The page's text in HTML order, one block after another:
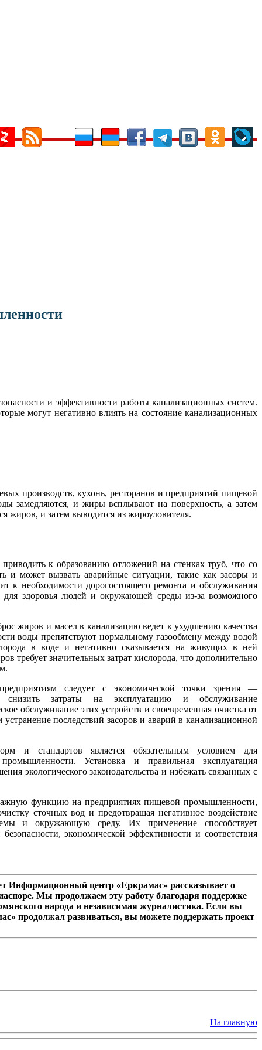
и эффективности работы канализационных систем.
могут негативно влиять на состояние канализационных
производств, кухонь, ресторанов и предприятий пищевой
замедляются, и жиры всплывают на поверхность, а затем
жиров, и затем выводится из жироуловителя.
к образованию отложений на стенках труб, что со
и может вызвать аварийные ситуации, такие как засоры и
к необходимости дорогостоящего ремонта и обслуживания
здоровья людей и окружающей среды из-за возможного
жиров и масел в канализацию ведет к ухудшению качества
воды препятствуют нормальному газообмену между водой
в воде и негативно сказывается на живущих в ней
требует значительных затрат кислорода, что дополнительно
следует с экономической точки зрения —
снизить затраты на эксплуатацию и обслуживание
обслуживание этих устройств и своевременная очистка от
последствий засоров и аварий в канализационной
и стандартов является обязательным условием для
Установка и правильная эксплуатация
экологического законодательства и избежать связанных с
функцию на предприятиях пищевой промышленности,
сточных вод и предотвращая негативное воздействие
и окружающую среду. Их применение способствует
экономической эффективности и соответствия
Информационный центр «Еркрамас» рассказывает о
Мы продолжаем эту работу благодаря поддержке
народа и независимая журналистика. Если вы
продолжал развиваться, вы можете поддержать проект
На главную